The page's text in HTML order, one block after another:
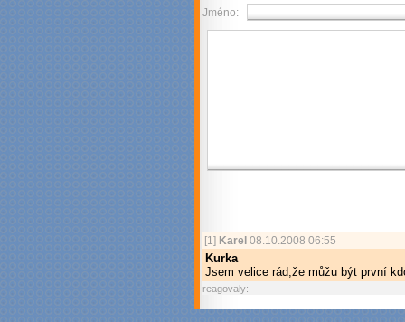
Jméno:
[1] Karel 08.10.2008 06:55
Kurka
Jsem velice rád,že můžu být první
reagovaly: